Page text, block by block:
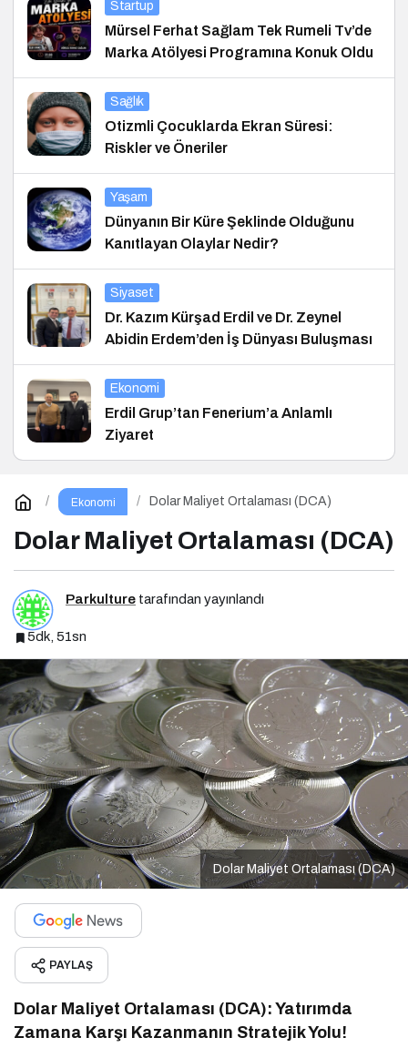
Startup
Mürsel Ferhat Sağlam Tek Rumeli Tv’de
Marka Atölyesi Programına Konuk Oldu
Sağlık
Otizmli Çocuklarda Ekran Süresi:
Riskler ve Öneriler
Yaşam
Dünyanın Bir Küre Şeklinde Olduğunu
Kanıtlayan Olaylar Nedir?
Siyaset
Dr. Kazım Kürşad Erdil ve Dr. Zeynel
Abidin Erdem’den İş Dünyası Buluşması
Ekonomi
Erdil Grup’tan Fenerium’a Anlamlı
Ziyaret
Ekonomi Dolar Maliyet Ortalaması (DCA)
Dolar Maliyet Ortalaması (DCA)
Parkulture tarafından yayınlandı
5dk, 51sn
Dolar Maliyet Ortalaması (DCA)
PAYLAŞ
Dolar Maliyet Ortalaması (DCA): Yatırımda
Zamana Karşı Kazanmanın Stratejik Yolu!